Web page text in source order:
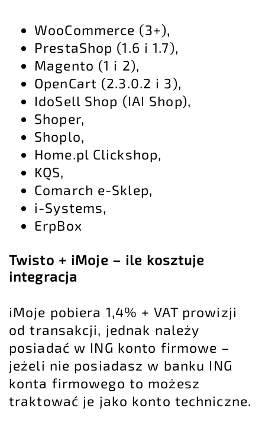
WooCommerce (3+),
PrestaShop (1.6 i 1.7),
Magento (1 i 2),
OpenCart (2.3.0.2 i 3),
IdoSell Shop (IAI Shop),
Shoper,
Shoplo,
Home.pl Clickshop,
KQS,
Comarch e-Sklep,
i-Systems,
ErpBox
Twisto + iMoje – ile kosztuje
integracja
iMoje pobiera 1,4% + VAT prowizji
od transakcji, jednak należy
posiadać w ING konto firmowe –
jeżeli nie posiadasz w banku ING
konta firmowego to możesz
traktować je jako konto techniczne.